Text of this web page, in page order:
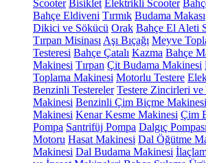
Scooter Bisiklet Elektrikli Scooter
Bahçe Eldiveni Tırmık Budama Makası
Dikici ve Sökücü Orak Bahçe El Aleti
Tırpan Misinası Aşı Bıçağı Meyve
Testeresi Bahçe Çatalı Kazma Bahçe
Makinesi Tırpan Çit Budama Makinesi
Toplama Makinesi Motorlu Testere
Benzinli Testereler Testere Zincirleri ve
Makinesi Benzinli Çim Biçme Makinesi
Makinesi Kenar Kesme Makinesi Çim
Pompa Santrifüj Pompa Dalgıç Pompası
Motoru Hasat Makinesi Dal Öğütme
Makinesi Dal Budama Makinesi